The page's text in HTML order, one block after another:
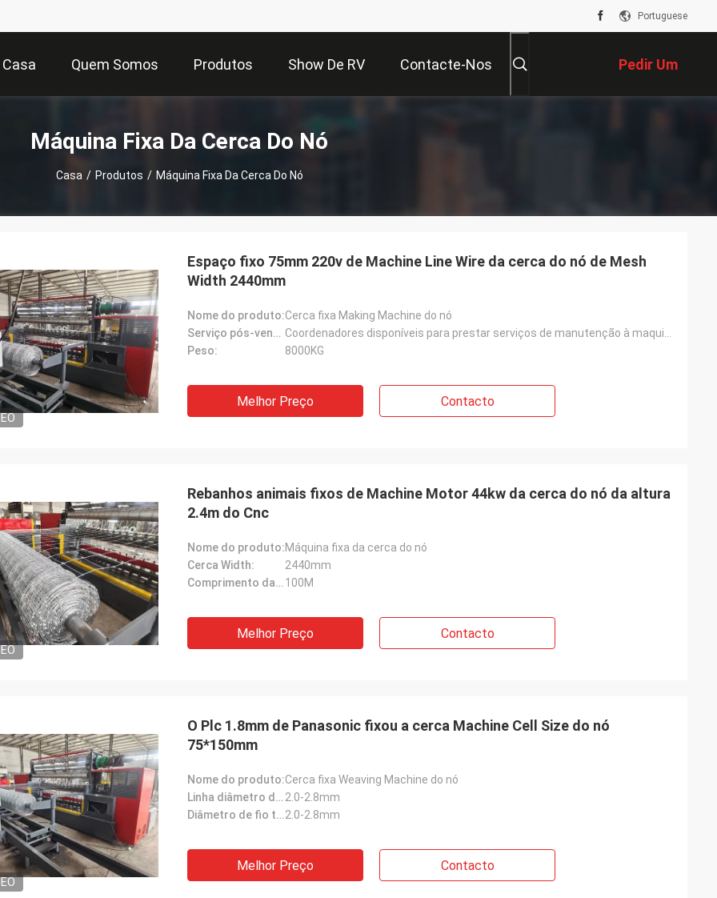
Portuguese
Casa Quem Somos Produtos Show De RV Contacte-Nos Pedir Um
Orçamento
Máquina Fixa Da Cerca Do Nó
Casa / Produtos / Máquina Fixa Da Cerca Do Nó
Espaço fixo 75mm 220v de Machine Line Wire da cerca do nó de Mesh
Width 2440mm
Nome do produto:Cerca fixa Making Machine do nó
Serviço pós-venda proporcionado:
Peso:
8000KG
Melhor Preço Contacto
Rebanhos animais fixos de Machine Motor 44kw da cerca do nó da altura
2.4m do Cnc
Nome do produto:Máquina fixa da cerca do nó
Cerca Width:
2440mm
Comprimento da cerca: 100M
Melhor Preço Contacto
O Plc 1.8mm de Panasonic fixou a cerca Machine Cell Size do nó
75*150mm
Nome do produto:Cerca fixa Weaving Machine do nó
Linha diâmetro de fio: 2.0-2.8mm
Diâmetro de fio transversal:2.0-2.8mm
Melhor Preço Contacto